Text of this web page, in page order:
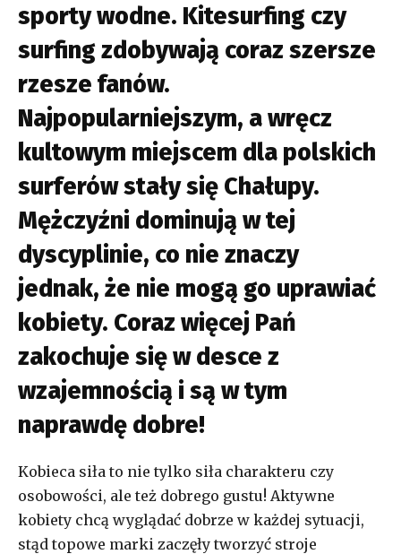
sporty wodne. Kitesurfing czy
surfing zdobywają coraz szersze
rzesze fanów.
Najpopularniejszym, a wręcz
kultowym miejscem dla polskich
surferów stały się Chałupy.
Mężczyźni dominują w tej
dyscyplinie, co nie znaczy
jednak, że nie mogą go uprawiać
kobiety. Coraz więcej Pań
zakochuje się w desce z
wzajemnością i są w tym
naprawdę dobre!
Kobieca siła to nie tylko siła charakteru czy
osobowości, ale też dobrego gustu! Aktywne
kobiety chcą wyglądać dobrze w każdej sytuacji,
stąd topowe marki zaczęły tworzyć stroje